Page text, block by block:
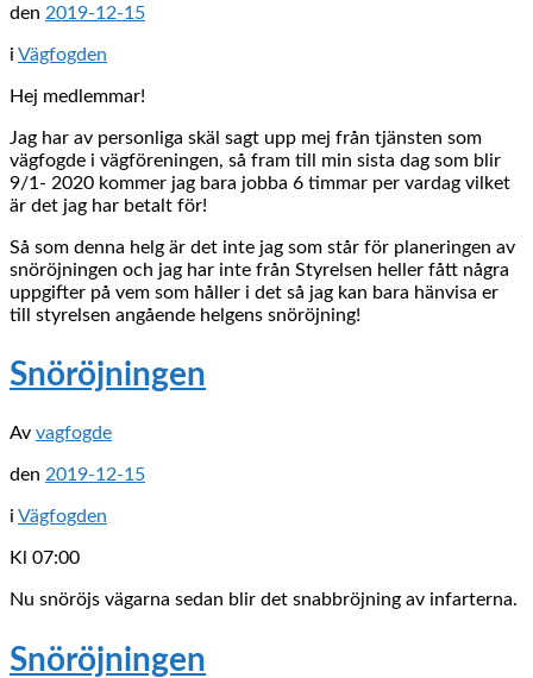
den 2019-12-15
i Vägfogden
Hej medlemmar!
Jag har av personliga skäl sagt upp mej från tjänsten som
vägfogde i vägföreningen, så fram till min sista dag som blir
9/1- 2020 kommer jag bara jobba 6 timmar per vardag vilket
är det jag har betalt för!
Så som denna helg är det inte jag som står för planeringen av
snöröjningen och jag har inte från Styrelsen heller fått några
uppgifter på vem som håller i det så jag kan bara hänvisa er
till styrelsen angående helgens snöröjning!
Snöröjningen
Av vagfogde
den 2019-12-15
i Vägfogden
Kl 07:00
Nu snöröjs vägarna sedan blir det snabbröjning av infarterna.
Snöröjningen